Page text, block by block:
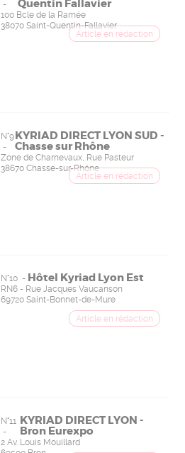
- Quentin Fallavier
100 Bcle de la Ramée
38070 Saint-Quentin-Fallavier
N°9
-
KYRIAD DIRECT LYON SUD -
Chasse sur Rhône
Zone de Charnevaux, Rue Pasteur
38670 Chasse-sur-Rhône
N°10 - Hôtel Kyriad Lyon Est
RN6 - Rue Jacques Vaucanson
69720 Saint-Bonnet-de-Mure
N°11
-
KYRIAD DIRECT LYON -
Bron Eurexpo
2 Av. Louis Mouillard